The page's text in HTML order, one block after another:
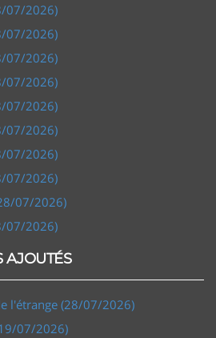
07/2026)
07/2026)
07/2026)
07/2026)
07/2026)
07/2026)
07/2026)
07/2026)
07/2026)
07/2026)
AJOUTÉS
l'étrange (28/07/2026)
07/2026)